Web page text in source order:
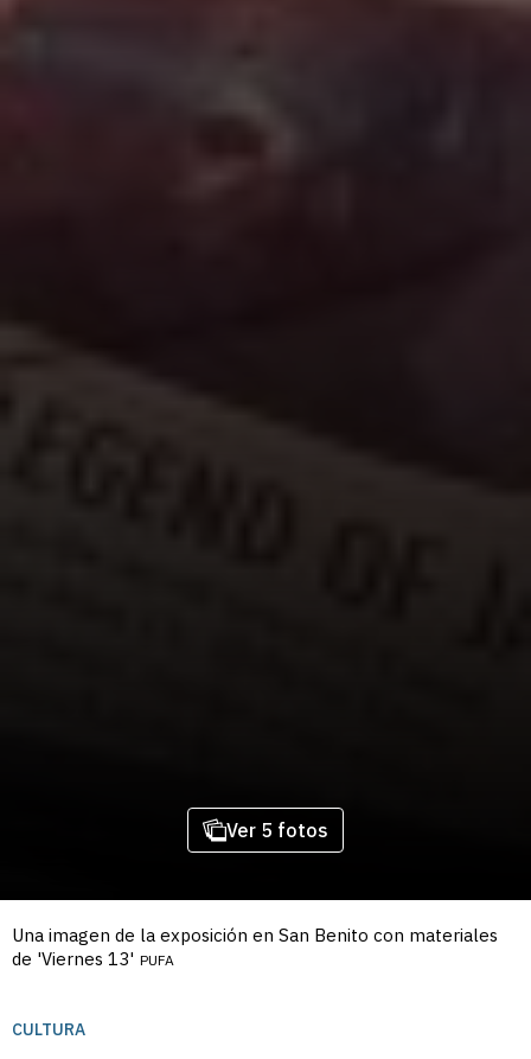
Ver 5 fotos
Una imagen de la exposición en San Benito con materiales
de 'Viernes 13' PUFA
CULTURA